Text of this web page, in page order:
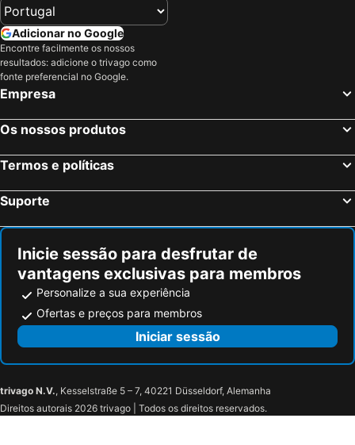
Adicionar no Google
Encontre facilmente os nossos
resultados: adicione o trivago como
fonte preferencial no Google.
Empresa
Os nossos produtos
Termos e políticas
Suporte
Inicie sessão para desfrutar de
vantagens exclusivas para membros
Personalize a sua experiência
Ofertas e preços para membros
Iniciar sessão
trivago N.V., Kesselstraße 5 – 7, 40221 Düsseldorf, Alemanha
Direitos autorais 2026 trivago | Todos os direitos reservados.